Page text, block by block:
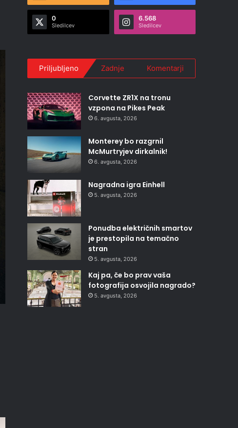
0
Sledilcev
6.568
Sledilcev
Priljubljeno Zadnje Komentarji
Corvette ZR1X na tronu
vzpona na Pikes Peak
6. avgusta, 2026
Monterey bo razgrnil
McMurtryjev dirkalnik!
6. avgusta, 2026
Nagradna igra Einhell
5. avgusta, 2026
Ponudba električnih smartov
je prestopila na temačno
stran
5. avgusta, 2026
Kaj pa, če bo prav vaša
fotografija osvojila nagrado?
5. avgusta, 2026